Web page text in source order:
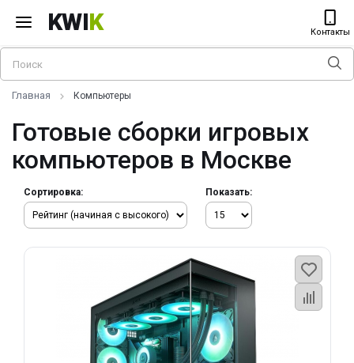
KWIK Контакты
Главная Компьютеры
Готовые сборки игровых
компьютеров в Москве
Сортировка: Показать: